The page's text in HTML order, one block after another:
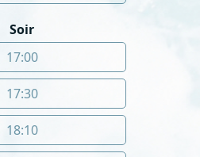
Soir
17:00
17:30
18:10